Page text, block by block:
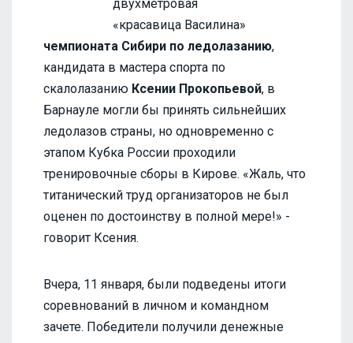
двухметровая
«красавица Василина»
чемпионата Сибири по ледолазанию,
кандидата в мастера спорта по
скалолазанию Ксении Прокопьевой, в
Барнауле могли бы принять сильнейших
ледолазов страны, но одновременно с
этапом Кубка России проходили
тренировочные сборы в Кирове. «Жаль, что
титанический труд организаторов не был
оценен по достоинству в полной мере!» -
говорит Ксения.
Вчера, 11 января, были подведены итоги
соревнований в личном и командном
зачете. Победители получили денежные